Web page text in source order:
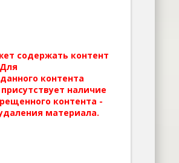
содержать контент
контента
наличие
контента -
материала.